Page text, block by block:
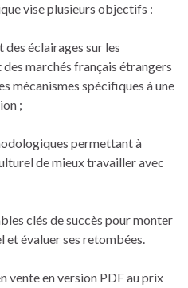
vise plusieurs objectifs :
éclairages sur les
marchés français étrangers
mécanismes spécifiques à une
;
permettant à
de mieux travailler avec
clés de succès pour monter
évaluer ses retombées.
vente en version PDF au prix